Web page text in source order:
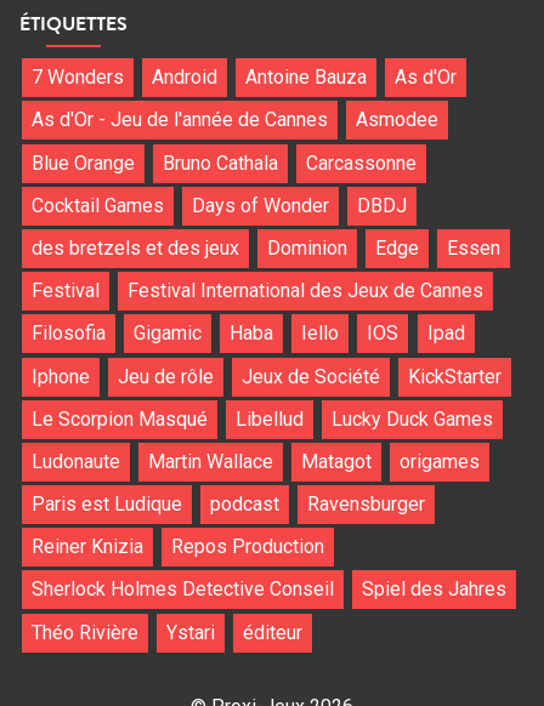
ÉTIQUETTES
7 Wonders Android Antoine Bauza
As d'Or
As d'Or - Jeu de l'année de Cannes
Asmodee
Blue Orange
Bruno Cathala
Carcassonne
Cocktail Games
Days of Wonder
DBDJ
des bretzels et des jeux
Dominion Edge
Essen
Festival
Festival International des Jeux de Cannes
Filosofia
Gigamic Haba Iello IOS
Ipad
Iphone
Jeu de rôle Jeux de Société
KickStarter
Le Scorpion Masqué
Libellud
Lucky Duck Games
Ludonaute
Martin Wallace Matagot
origames
Paris est Ludique
podcast
Ravensburger
Reiner Knizia
Repos Production
Sherlock Holmes Detective Conseil
Spiel des Jahres
Théo Rivière
Ystari éditeur